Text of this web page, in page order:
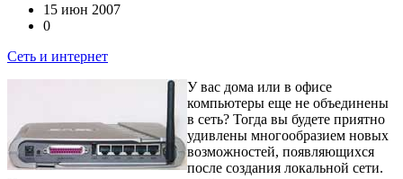
15 июн 2007
0
Сеть и интернет
У вас дома или в офисе
компьютеры еще не объединены
в сеть? Тогда вы будете приятно
удивлены многообразием новых
возможностей, появляющихся
после создания локальной сети.